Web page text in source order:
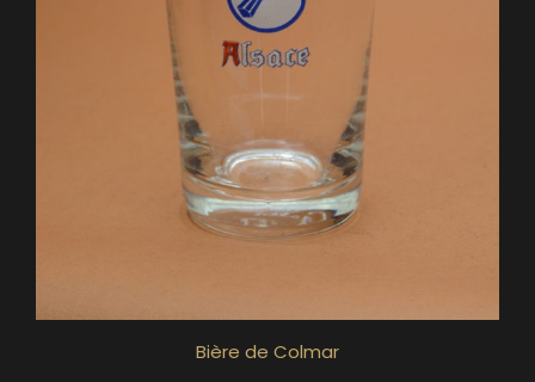
Bière de Colmar